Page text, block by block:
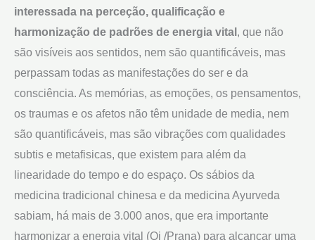
interessada na perceção, qualificação e
harmonização de padrões de energia vital , que não
são visíveis aos sentidos, nem são quantificáveis, mas
perpassam todas as manifestações do ser e da
consciência. As memórias, as emoções, os pensamentos,
os traumas e os afetos não têm unidade de media, nem
são quantificáveis, mas são vibrações com qualidades
subtis e metafisicas, que existem para além da
linearidade do tempo e do espaço. Os sábios da
medicina tradicional chinesa e da medicina Ayurveda
sabiam, há mais de 3.000 anos, que era importante
harmonizar a energia vital (Qi /Prana) para alcançar uma